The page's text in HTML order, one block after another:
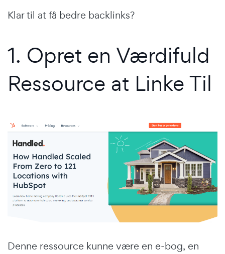
Klar til at få bedre backlinks?
1. Opret en Værdifuld
Ressource at Linke Til
Denne ressource kunne være en e-bog, en